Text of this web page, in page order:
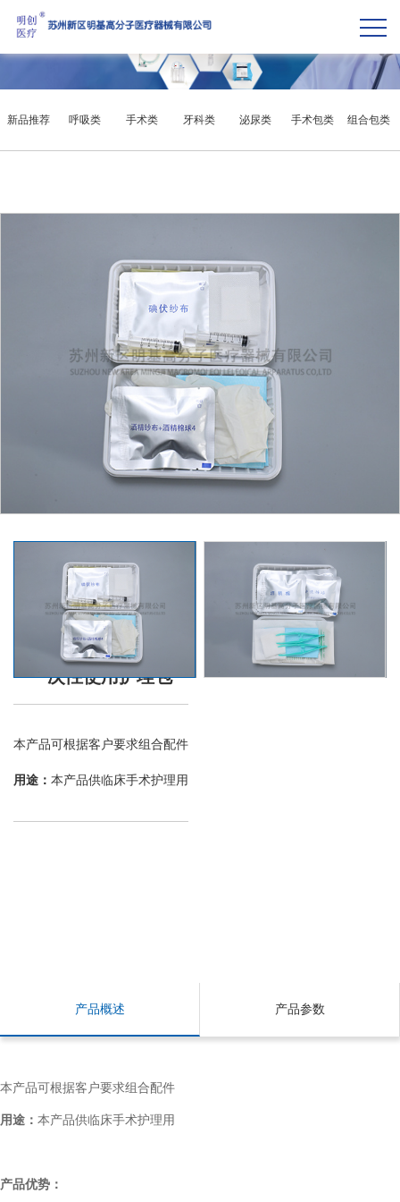
新品推荐 呼吸类 手术类 牙科类 泌尿类 手术包类 组合包类
一次性使用护理包
本产品可根据客户要求组合配件
用途： 本产品供临床手术护理用
产品概述 产品参数
本产品可根据客户要求组合配件
用途： 本产品供临床手术护理用
产品优势：